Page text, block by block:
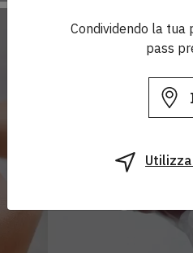
Condividendo la tua
pass
su promozioni ed
e le condizioni
in qualsiasi momento.*